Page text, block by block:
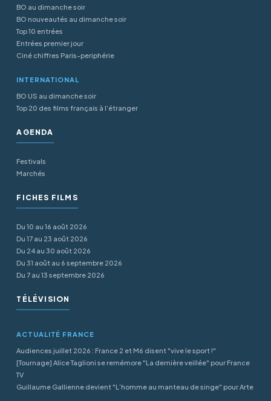
BO au dimanche soir
BO nouveautés au dimanche soir
Top 10 entrées
Entrées premier jour
Ciné chiffres Paris-periphérie
INTERNATIONAL
BO US au dimanche soir
Top 20 des films français à l’étranger
AGENDA
Festivals
Marchés
FICHES FILMS
Du 10 au 16 août 2026
Du 17 au 23 août 2026
Du 24 au 30 août 2026
Du 31 août au 6 septembre 2026
Du 7 au 13 septembre 2026
TÉLÉVISION
ACTUALITÉ FRANCE
Audiences juillet 2026 : France 2 et M6 disent "vive le sport !"
[Tournage] Alice Taglioni se remémore "La dernière veillée" pour France
TV
Guillaume Gallienne devient "L’homme au manteau de singe" pour Arte